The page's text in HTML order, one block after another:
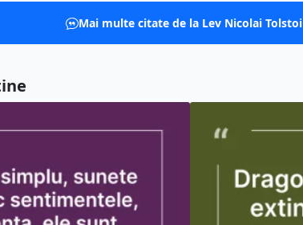
Mai multe citate de la Lev Nicolai Tolstoi